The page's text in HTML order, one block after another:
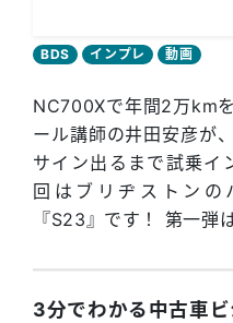
BDS インプレ
動画
NC700Xで年間2万km
ール講師の井田安彦が
サイン出るまで試乗イ
回はブリヂストンの
『S23』です！ 第一弾